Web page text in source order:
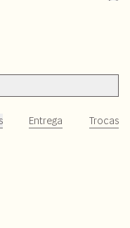
Entrega Trocas